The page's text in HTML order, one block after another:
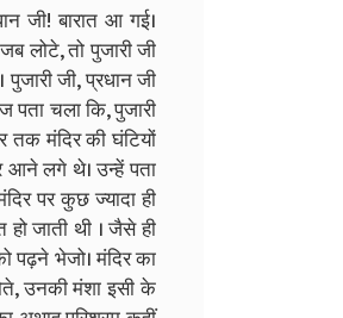
जी! बारात आ गई।
लोटे, तो पुजारी जी
जी, प्रधान जी
पता चला कि, पुजारी
तक मंदिर की घंटियों
आने लगे थे। उन्हें पता
पर कुछ ज्यादा ही
जाती थी । जैसे ही
पढ़ने भेजो। मंदिर का
उनकी मंशा इसी के